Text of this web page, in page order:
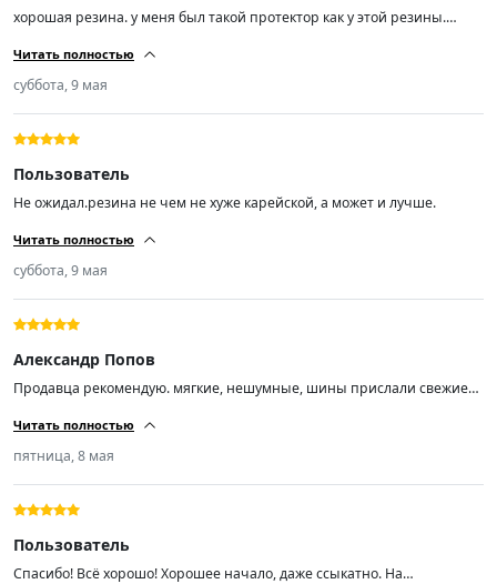
хорошая резина. у меня был такой протектор как у этой резины.
доволен.спасибо.
Читать полностью
суббота, 9 мая
Пользователь
Не ожидал.резина не чем не хуже карейской, а может и лучше.
Читать полностью
суббота, 9 мая
Александр Попов
Продавца рекомендую. мягкие, нешумные, шины прислали свежие
Читать полностью
пятница, 8 мая
Пользователь
Спасибо! Всё хорошо! Хорошее начало, даже ссыкатно. На